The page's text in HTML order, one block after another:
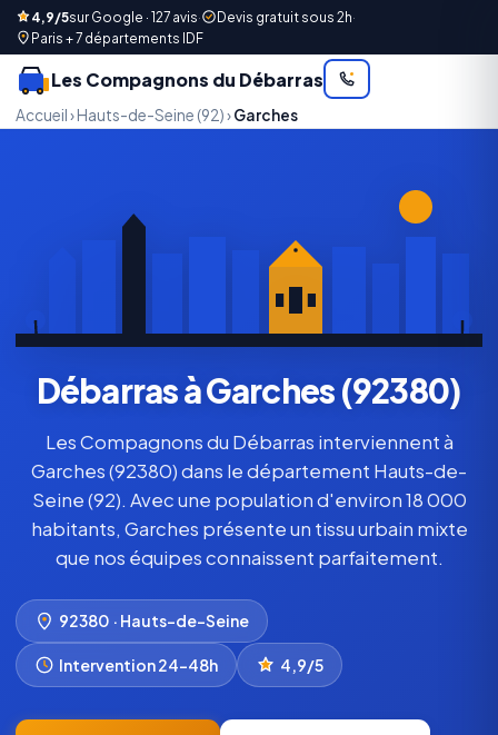
4,9/5sur Google · 127 avis· Devis gratuit sous 2h·
Paris + 7 départements IDF
Les Compagnons du Débarras
Accueil› Hauts-de-Seine (92)› Garches
Débarras à Garches (92380)
Les Compagnons du Débarras interviennent à
Garches (92380) dans le département Hauts-de-
Seine (92). Avec une population d'environ 18 000
habitants, Garches présente un tissu urbain mixte
que nos équipes connaissent parfaitement.
92380 · Hauts-de-Seine
Intervention 24–48h 4,9/5